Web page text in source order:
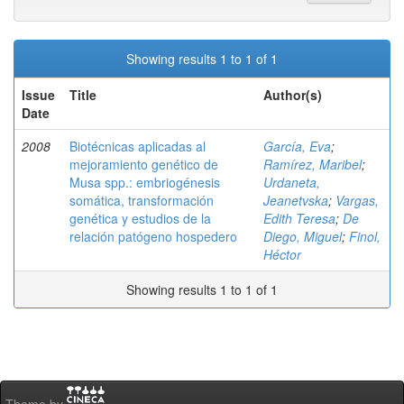
Showing results 1 to 1 of 1
Issue
Date
Title Author(s)
2008
Biotécnicas aplicadas al
mejoramiento genético de
Musa spp.: embriogénesis
somática, transformación
genética y estudios de la
relación patógeno hospedero
García, Eva;
Ramírez, Maribel;
Urdaneta,
Jeanetvska; Vargas,
Edith Teresa; De
Diego, Miguel; Finol,
Héctor
Showing results 1 to 1 of 1